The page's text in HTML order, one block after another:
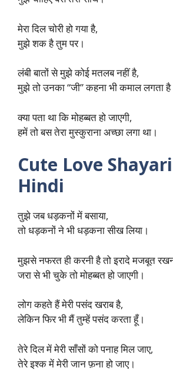
मेरा दिल चोरी हो गया है,
मुझे शक है तुम पर।
लंबी बातों से मुझे कोई मतलब नहीं है,
मुझे तो उनका “जी” कहना भी कमाल लगता
क्या पता था कि मोहब्बत हो जाएगी,
हमें तो बस तेरा मुस्कुराना अच्छा लगा था।
Cute Love
Hindi
तुझे जब धड़कनों में बसाया,
तो धड़कनों ने भी धड़कना सीख लिया।
मुझसे नफरत ही करनी है तो इरादे मजबूत
जरा से भी चुके तो मोहब्बत हो जाएगी।
लोग कहते हैं मेरी पसंद खराब है,
लेकिन फिर भी मैं तुम्हें पसंद करता हूँ।
तेरे दिल में मेरी साँसों को पनाह मिल जाए,
तेरे इश्क में मेरी जान फ़ना हो जाए।